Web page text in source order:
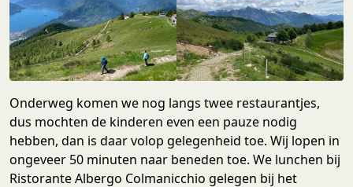
Onderweg komen we nog langs twee restaurantjes,
dus mochten de kinderen even een pauze nodig
hebben, dan is daar volop gelegenheid toe. Wij lopen in
ongeveer 50 minuten naar beneden toe. We lunchen bij
Ristorante Albergo Colmanicchio gelegen bij het